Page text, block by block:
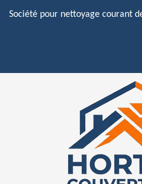
Société pour nettoyage courant